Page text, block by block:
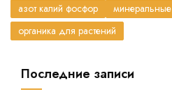
азот калий фосфор
органика для растений
Последние записи